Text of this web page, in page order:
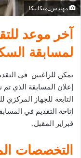
مهندس_ميكانيكا
آخر موعد
لمسابقة السكة
إعلان المسابقة الذي
التابعة للجهاز المركزي
فبراير المقبل.
التخصصات